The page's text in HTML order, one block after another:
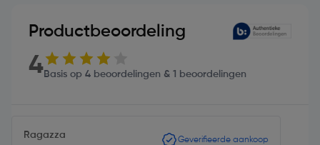
Productbeoordeling
4Basis op 4 beoordelingen & 1 beoordelingen
Ragazza Geverifieerde aankoop